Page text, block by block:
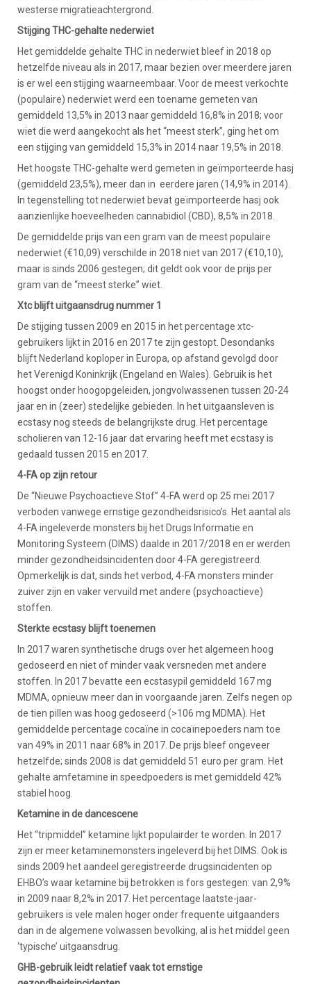
westerse migratieachtergrond.
Stijging THC-gehalte nederwiet
Het gemiddelde gehalte THC in nederwiet bleef in 2018 op
hetzelfde niveau als in 2017, maar bezien over meerdere jaren
is er wel een stijging waarneembaar. Voor de meest verkochte
(populaire) nederwiet werd een toename gemeten van
gemiddeld 13,5% in 2013 naar gemiddeld 16,8% in 2018; voor
wiet die werd aangekocht als het “meest sterk”, ging het om
een stijging van gemiddeld 15,3% in 2014 naar 19,5% in 2018.
Het hoogste THC-gehalte werd gemeten in geïmporteerde hasj
(gemiddeld 23,5%), meer dan in eerdere jaren (14,9% in 2014).
In tegenstelling tot nederwiet bevat geïmporteerde hasj ook
aanzienlijke hoeveelheden cannabidiol (CBD), 8,5% in 2018.
De gemiddelde prijs van een gram van de meest populaire
nederwiet (€10,09) verschilde in 2018 niet van 2017 (€10,10),
maar is sinds 2006 gestegen; dit geldt ook voor de prijs per
gram van de “meest sterke” wiet.
Xtc blijft uitgaansdrug nummer 1
De stijging tussen 2009 en 2015 in het percentage xtc-
gebruikers lijkt in 2016 en 2017 te zijn gestopt. Desondanks
blijft Nederland koploper in Europa, op afstand gevolgd door
het Verenigd Koninkrijk (Engeland en Wales). Gebruik is het
hoogst onder hoogopgeleiden, jongvolwassenen tussen 20-24
jaar en in (zeer) stedelijke gebieden. In het uitgaansleven is
ecstasy nog steeds de belangrijkste drug. Het percentage
scholieren van 12-16 jaar dat ervaring heeft met ecstasy is
gedaald tussen 2015 en 2017.
4-FA op zijn retour
De “Nieuwe Psychoactieve Stof” 4-FA werd op 25 mei 2017
verboden vanwege ernstige gezondheidsrisico’s. Het aantal als
4-FA ingeleverde monsters bij het Drugs Informatie en
Monitoring Systeem (DIMS) daalde in 2017/2018 en er werden
minder gezondheidsincidenten door 4-FA geregistreerd.
Opmerkelijk is dat, sinds het verbod, 4-FA monsters minder
zuiver zijn en vaker vervuild met andere (psychoactieve)
stoffen.
Sterkte ecstasy blijft toenemen
In 2017 waren synthetische drugs over het algemeen hoog
gedoseerd en niet of minder vaak versneden met andere
stoffen. In 2017 bevatte een ecstasypil gemiddeld 167 mg
MDMA, opnieuw meer dan in voorgaande jaren. Zelfs negen op
de tien pillen was hoog gedoseerd (>106 mg MDMA). Het
gemiddelde percentage cocaïne in cocaïnepoeders nam toe
van 49% in 2011 naar 68% in 2017. De prijs bleef ongeveer
hetzelfde; sinds 2008 is dat gemiddeld 51 euro per gram. Het
gehalte amfetamine in speedpoeders is met gemiddeld 42%
stabiel hoog.
Ketamine in de dancescene
Het “tripmiddel” ketamine lijkt populairder te worden. In 2017
zijn er meer ketaminemonsters ingeleverd bij het DIMS. Ook is
sinds 2009 het aandeel geregistreerde drugsincidenten op
EHBO’s waar ketamine bij betrokken is fors gestegen: van 2,9%
in 2009 naar 8,2% in 2017. Het percentage laatste-jaar-
gebruikers is vele malen hoger onder frequente uitgaanders
dan in de algemene volwassen bevolking, al is het middel geen
‘typische’ uitgaansdrug.
GHB-gebruik leidt relatief vaak tot ernstige